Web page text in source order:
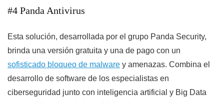
#4 Panda Antivirus
Esta solución, desarrollada por el grupo Panda Security,
brinda una versión gratuita y una de pago con un
sofisticado bloqueo de malware y amenazas. Combina el
desarrollo de software de los especialistas en
ciberseguridad junto con inteligencia artificial y Big Data